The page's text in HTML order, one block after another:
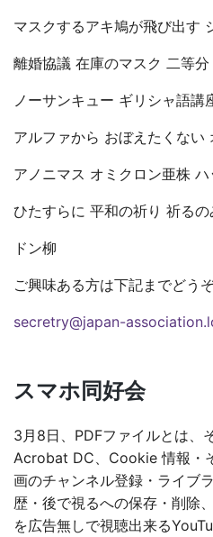
マスクするアキ鳩が飛び出す
離婚協議 在庫のマスク 二等分
ノーサンキュー ギリシャ語講
アルファから おぼえたくない
アノニマス オミクロン亜株 ハ
ひたすらに 平和の祈り 祈るの
ドン柳
ご興味ある方は下記までどうぞ
secretry@japan-
スマホ同好会
3月8日、PDFファイルとは、
Acrobat DC、Cookie 情報・
画のチャンネル登録・ライブ
歴・後で視るへの保存・削除
を広告無しで視聴出来る